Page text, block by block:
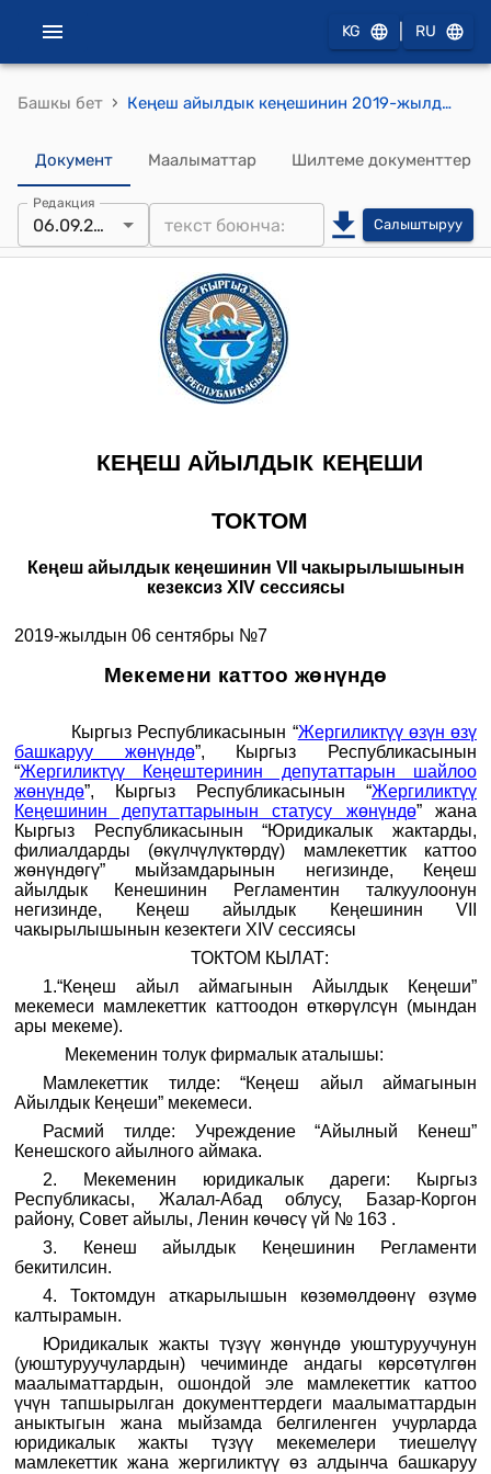
KG RU
Башкы бет › Кеңеш айылдык кеңешинин 2019-жылдын 06 сентябрындагы №7 "Мекемени каттоо жөнүндө"токтому
Документ Маалыматтар Шилтеме документтер
Редакция
06.09.2019 Салыштыруу